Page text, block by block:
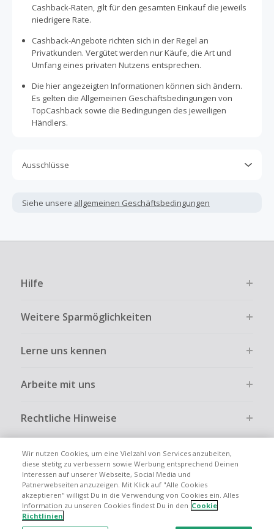
Cashback-Raten, gilt für den gesamten Einkauf die jeweils
niedrigere Rate.
Cashback-Angebote richten sich in der Regel an
Privatkunden. Vergütet werden nur Käufe, die Art und
Umfang eines privaten Nutzens entsprechen.
Die hier angezeigten Informationen können sich ändern.
Es gelten die Allgemeinen Geschäftsbedingungen von
TopCashback sowie die Bedingungen des jeweiligen
Händlers.
Ausschlüsse
andere Sparprogramme verwendet werden, die nicht
ausdrücklich auf dieser Händlerseite von TopCashback
Kein Cashback für den Kauf von Geschenkgutscheinen
Bezahlvorgang ist nur dann cashbackfähig, wenn dies
ausdrücklich auf der Händlerseite erlaubt ist.
Stornierung, Kündigung eines Abonnements oder Widerruf
Gewerbliche, Reseller- oder ungewöhnlich große
Cashback ausgeschlossen.
über TopCashback gestartet wurde.
Siehe unsere allgemeinen Geschäftsbedingungen
Hilfe
Weitere Sparmöglichkeiten
Lerne uns kennen
Arbeite mit uns
Rechtliche Hinweise
Globale Websites UK US CN JP FR AU
Wir nutzen Cookies, um eine Vielzahl von Services anzubeiten,
diese stetitg zu verbessern sowie Werbung entsprechend Deinen
Interessen auf unserer Webseite, Social Media und
Patnerwebseiten anzuzeigen. Mit Klick auf "Alle Cookies
akzeptieren" willigst Du in die Verwendung von Cookies ein. Alles
Information zu unseren Cookies findest Du in den Cookie
Richtlinien